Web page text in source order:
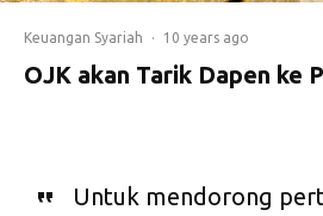
Keuangan Syariah · 10 years ago
OJK akan Tarik Dapen ke
Untuk mendorong